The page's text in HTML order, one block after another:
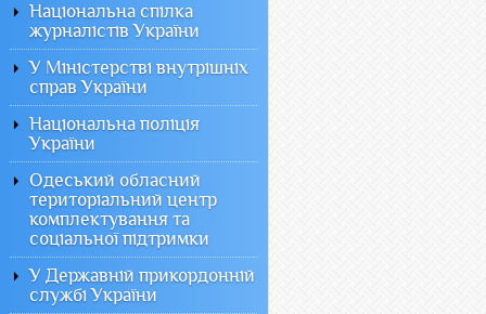
Національна спілка
журналістів України
У Міністерстві внутрішніх
справ України
Національна поліція
України
Одеський обласний
територіальний центр
комплектування та
соціальної підтримки
У Державній прикордонній
службі України